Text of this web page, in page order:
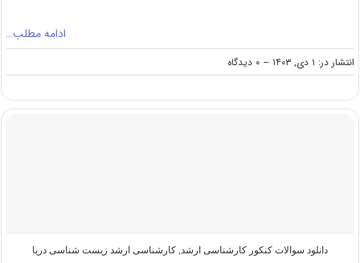
ادامه مطلب…
انتشار در: ۱ دی, ۱۴۰۳ -- ۰ دیدگاه
on
سوالات
پاسخنامه
دانلود سوالات کنکور کارشناسی ارشد, کارشناسی ارشد زیست‌ شناسی دریا